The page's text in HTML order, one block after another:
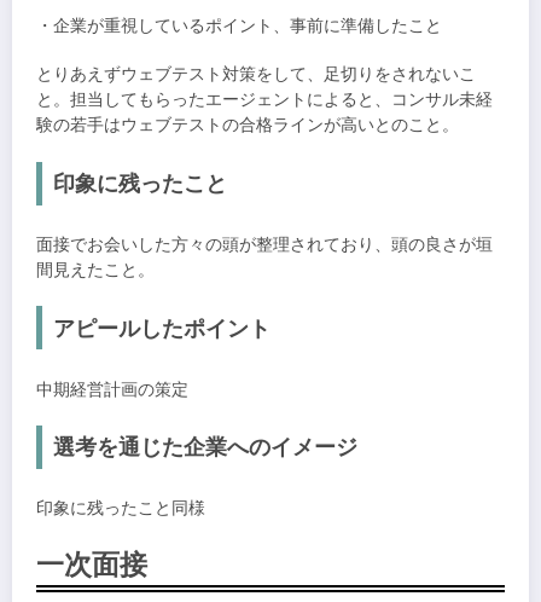
・企業が重視しているポイント、事前に準備したこと
とりあえずウェブテスト対策をして、足切りをされないこ
と。担当してもらったエージェントによると、コンサル未経
験の若手はウェブテストの合格ラインが高いとのこと。
印象に残ったこと
面接でお会いした方々の頭が整理されており、頭の良さが垣
間見えたこと。
アピールしたポイント
中期経営計画の策定
選考を通じた企業へのイメージ
印象に残ったこと同様
一次面接